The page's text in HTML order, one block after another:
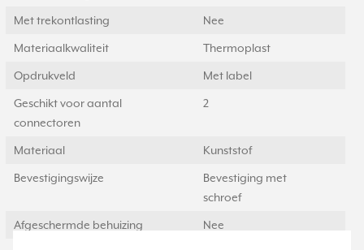
Met trekontlasting Nee
Materiaalkwaliteit Thermoplast
Opdrukveld Met label
Geschikt voor aantal
connectoren
2
Materiaal Kunststof
Bevestigingswijze
Bevestiging met
schroef
Afgeschermde behuizing Nee